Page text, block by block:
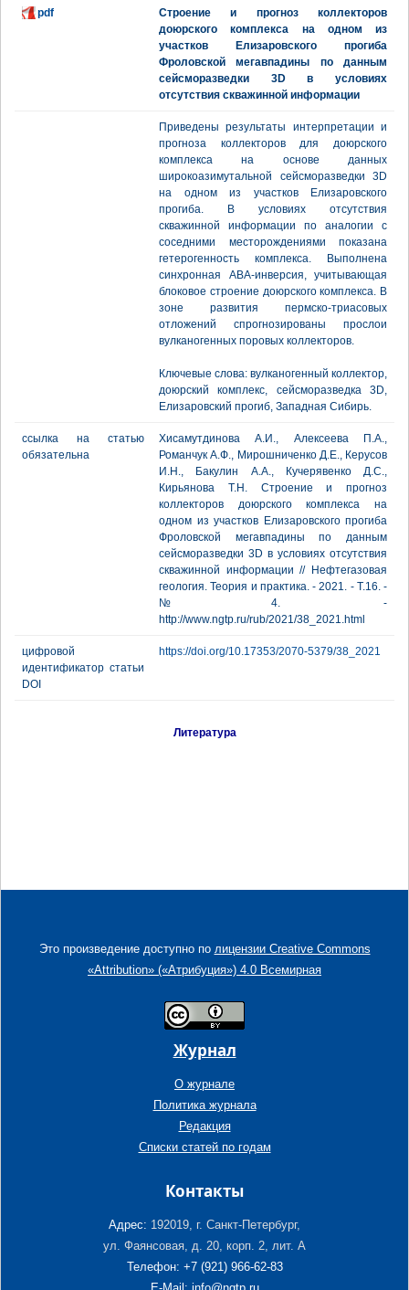
pdf
Строение и прогноз коллекторов
доюрского комплекса на одном из
участков Елизаровского прогиба
Фроловской мегавпадины по данным
сейсморазведки 3D в условиях
отсутствия скважинной информации
Приведены результаты интерпретации и
прогноза коллекторов для доюрского
комплекса на основе данных
широкоазимутальной сейсморазведки 3D
на одном из участков Елизаровского
прогиба. В условиях отсутствия
скважинной информации по аналогии с
соседними месторождениями показана
гетерогенность комплекса. Выполнена
синхронная АВА-инверсия, учитывающая
блоковое строение доюрского комплекса. В
зоне развития пермско-триасовых
отложений спрогнозированы прослои
вулканогенных поровых коллекторов.
Ключевые слова: вулканогенный коллектор,
доюрский комплекс, сейcморазведка 3D,
Елизаровский прогиб, Западная Сибирь.
ссылка на статью
обязательна
Хисамутдинова А.И., Алексеева П.А.,
Романчук А.Ф., Мирошниченко Д.Е., Керусов
И.Н., Бакулин А.А., Кучерявенко Д.С.,
Кирьянова Т.Н. Строение и прогноз
коллекторов доюрского комплекса на
одном из участков Елизаровского прогиба
Фроловской мегавпадины по данным
сейсморазведки 3D в условиях отсутствия
скважинной информации // Нефтегазовая
геология. Теория и практика. - 2021. - Т.16. -
№4. -
http://www.ngtp.ru/rub/2021/38_2021.html
цифровой
идентификатор статьи
DOI
https://doi.org/10.17353/2070-5379/38_2021
Литература
Это произведение доступно по лицензии Creative Commons
«Attribution» («Атрибуция») 4.0 Всемирная
Журнал
О журнале
Политика журнала
Редакция
Списки статей по годам
Контакты
Адрес: 192019, г. Санкт-Петербург,
ул. Фаянсовая, д. 20, корп. 2, лит. А
Телефон: +7 (921) 966-62-83